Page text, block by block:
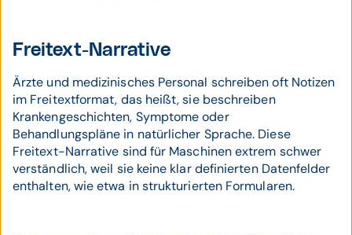
Freitext-Narrative
Ärzte und medizinisches Personal schreiben oft Notizen
im Freitextformat, das heißt, sie beschreiben
Krankengeschichten, Symptome oder
Behandlungspläne in natürlicher Sprache. Diese
Freitext-Narrative sind für Maschinen extrem schwer
verständlich, weil sie keine klar definierten Datenfelder
enthalten, wie etwa in strukturierten Formularen.